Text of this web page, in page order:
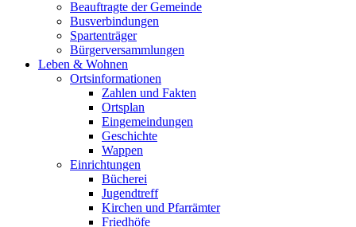
Beauftragte der Gemeinde
Busverbindungen
Spartenträger
Bürgerversammlungen
Leben & Wohnen
Ortsinformationen
Zahlen und Fakten
Ortsplan
Eingemeindungen
Geschichte
Wappen
Einrichtungen
Bücherei
Jugendtreff
Kirchen und Pfarrämter
Friedhöfe